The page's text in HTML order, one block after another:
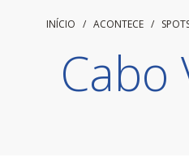
INÍCIO / ACONTECE /
Cabo